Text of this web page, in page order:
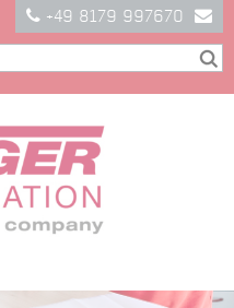
+49 8179 997670